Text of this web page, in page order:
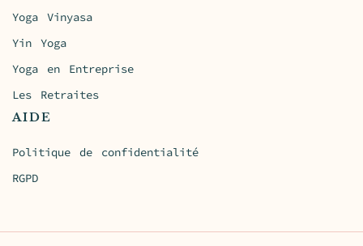
Yoga Vinyasa
Yin Yoga
Yoga en Entreprise
Les Retraites
AIDE
Politique de confidentialité
RGPD